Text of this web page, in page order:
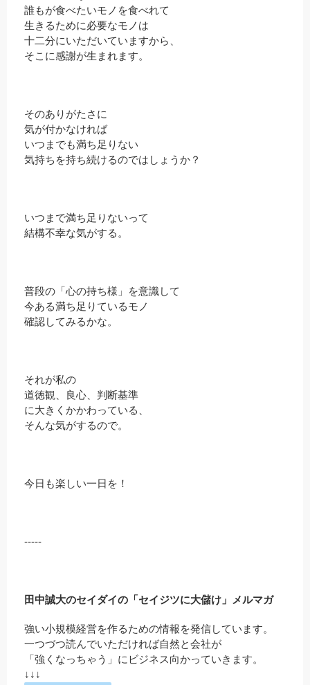
誰もが食べたいモノを食べれて
生きるために必要なモノは
十二分にいただいていますから、
そこに感謝が生まれます。
そのありがたさに
気が付かなければ
いつまでも満ち足りない
気持ちを持ち続けるのではしょうか？
いつまで満ち足りないって
結構不幸な気がする。
普段の「心の持ち様」を意識して
今ある満ち足りているモノ
確認してみるかな。
それが私の
道徳観、良心、判断基準
に大きくかかわっている、
そんな気がするので。
今日も楽しい一日を！
-----
田中誠大のセイダイの「セイジツに大儲け」メルマガ
強い小規模経営を作るための情報を発信しています。
一つづつ読んでいただければ自然と会社が
「強くなっちゃう」にビジネス向かっていきます。
↓↓↓